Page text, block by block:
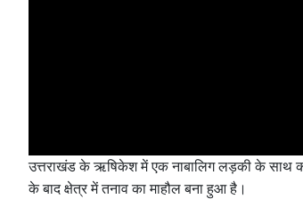
उत्तराखंड के ऋषिकेश में एक नाबालिग लड़की के साथ
के बाद क्षेत्र में तनाव का माहौल बना हुआ है।